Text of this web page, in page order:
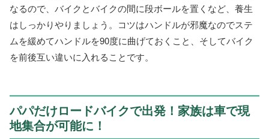
なるので、バイクとバイクの間に段ボールを置くなど、養生
はしっかりやりましょう。コツはハンドルが邪魔なのでステ
ムを緩めてハンドルを90度に曲げておくこと、そしてバイク
を前後互い違いに入れることです。
パパだけロードバイクで出発！家族は車で現
地集合が可能に！